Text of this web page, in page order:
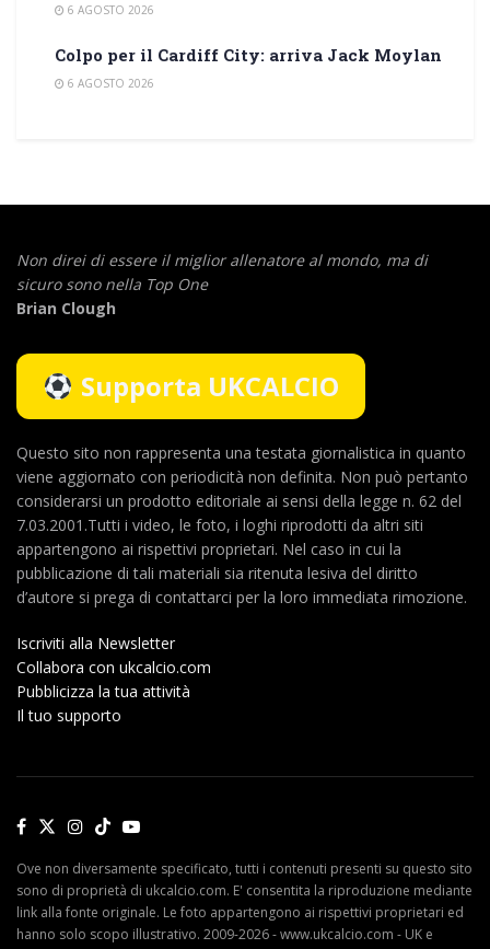
6 AGOSTO 2026
Colpo per il Cardiff City: arriva Jack Moylan
6 AGOSTO 2026
Non direi di essere il miglior allenatore al mondo, ma di
sicuro sono nella Top One
Brian Clough
Supporta UKCALCIO
Questo sito non rappresenta una testata giornalistica in quanto
viene aggiornato con periodicità non definita. Non può pertanto
considerarsi un prodotto editoriale ai sensi della legge n. 62 del
7.03.2001.Tutti i video, le foto, i loghi riprodotti da altri siti
appartengono ai rispettivi proprietari. Nel caso in cui la
pubblicazione di tali materiali sia ritenuta lesiva del diritto
d’autore si prega di contattarci per la loro immediata rimozione.
Iscriviti alla Newsletter
Collabora con ukcalcio.com
Pubblicizza la tua attività
Il tuo supporto
Ove non diversamente specificato, tutti i contenuti presenti su questo sito
sono di proprietà di ukcalcio.com. E' consentita la riproduzione mediante
link alla fonte originale. Le foto appartengono ai rispettivi proprietari ed
hanno solo scopo illustrativo. 2009-2026 - www.ukcalcio.com - UK e